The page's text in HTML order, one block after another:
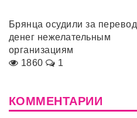
Брянца осудили за перевод
денег нежелательным
организациям
1860
1
КОММЕНТАРИИ